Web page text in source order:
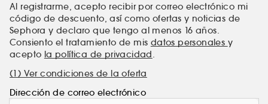
Al registrarme, acepto recibir por correo electrónico mi
código de descuento, así como ofertas y noticias de
Sephora y declaro que tengo al menos 16 años.
Consiento el tratamiento de mis datos personales y
acepto la política de privacidad.
(1) Ver condiciones de la oferta
Dirección de correo electrónico